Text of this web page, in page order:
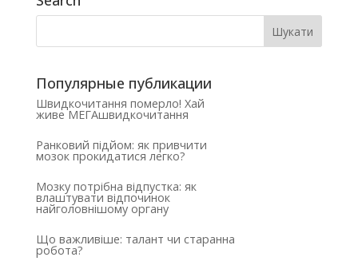
Популярные публикации
Швидкочитання померло! Хай
живе МЕГАшвидкочитання
Ранковий підйом: як привчити
мозок прокидатися легко?
Мозку потрібна відпустка: як
влаштувати відпочинок
найголовнішому органу
Що важливіше: талант чи старанна
робота?